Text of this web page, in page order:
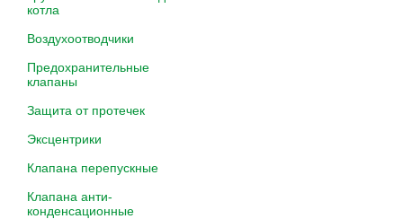
котла
Воздухоотводчики
Предохранительные
клапаны
Защита от протечек
Эксцентрики
Клапана перепускные
Клапана анти-
конденсационные